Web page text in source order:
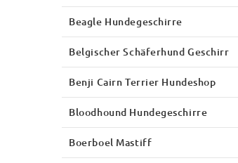
Beagle Hundegeschirre
Belgischer Schäferhund Geschirr
Benji Cairn Terrier Hundeshop
Bloodhound Hundegeschirre
Boerboel Mastiff